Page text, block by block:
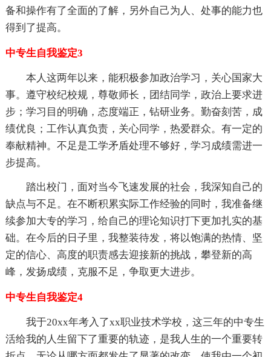
备和操作有了全面的了解，另外自己为人、处事的能力也
得到了提高。
中专生自我鉴定3
本人这两年以来，能积极参加政治学习，关心国家大
事。遵守校纪校规，尊敬师长，团结同学，政治上要求进
步；学习目的明确，态度端正，钻研业务。勤奋刻苦，成
绩优良；工作认真负责，关心同学，热爱群众。有一定的
奉献精神。不足是工学矛盾处理不够好，学习成绩需进一
步提高。
踏出校门，面对当今飞速发展的社会，我深知自己的
缺点与不足。在不断积累实际工作经验的同时，我准备继
续参加大专的学习，给自己的理论知识打下更加扎实的基
础。在今后的日子里，我整装待发，将以饱满的热情、坚
定的信心、高度的职责感去迎接新的挑战，攀登新的高
峰，发扬成绩，克服不足，争取更大进步。
中专生自我鉴定4
我于20xx年考入了xx职业技术学校，这三年的中专生
活给我的人生留下了重要的轨迹，是我人生的一个重要转